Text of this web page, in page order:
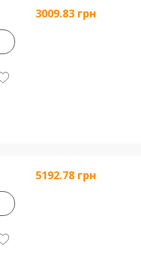
3009.83 грн
5192.78 грн